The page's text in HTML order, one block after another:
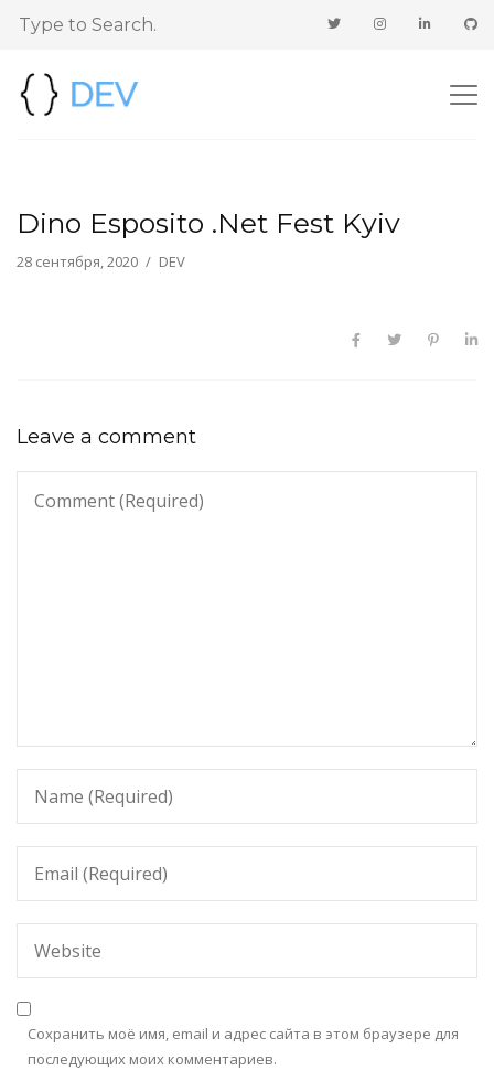
Dino Esposito .Net Fest Kyiv
28 сентября, 2020 DEV
Leave a comment
Сохранить моё имя, email и адрес сайта в этом браузере для
последующих моих комментариев.